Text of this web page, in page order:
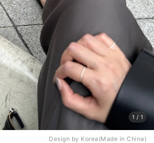
1 / 1
Design by Korea(Made in China)